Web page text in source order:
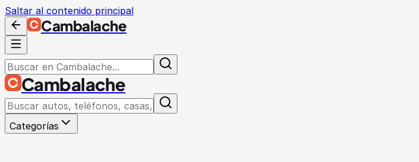
Saltar al contenido principal
Cambalache
Cambalache
Categorías